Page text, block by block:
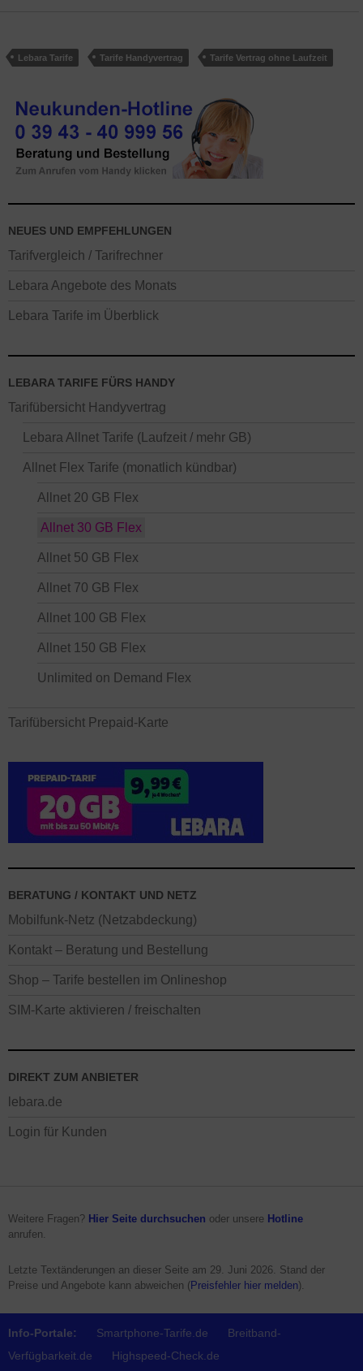
Lebara Tarife Tarife Handyvertrag Tarife Vertrag ohne Laufzeit
NEUES UND EMPFEHLUNGEN
Tarifvergleich / Tarifrechner
Lebara Angebote des Monats
Lebara Tarife im Überblick
LEBARA TARIFE FÜRS HANDY
Tarifübersicht Handyvertrag
Lebara Allnet Tarife (Laufzeit / mehr GB)
Allnet Flex Tarife (monatlich kündbar)
Allnet 20 GB Flex
Allnet 30 GB Flex
Allnet 50 GB Flex
Allnet 70 GB Flex
Allnet 100 GB Flex
Allnet 150 GB Flex
Unlimited on Demand Flex
Tarifübersicht Prepaid-Karte
BERATUNG / KONTAKT UND NETZ
Mobilfunk-Netz (Netzabdeckung)
Kontakt – Beratung und Bestellung
Shop – Tarife bestellen im Onlineshop
SIM-Karte aktivieren / freischalten
DIREKT ZUM ANBIETER
lebara.de
Login für Kunden
Weitere Fragen? Hier Seite durchsuchen oder unsere Hotline
anrufen.
Letzte Textänderungen an dieser Seite am 29. Juni 2026 . Stand der
Preise und Angebote kann abweichen (Preisfehler hier melden).
Info-Portale: Smartphone-Tarife.de
Breitband-
Verfügbarkeit.de
Highspeed-Check.de